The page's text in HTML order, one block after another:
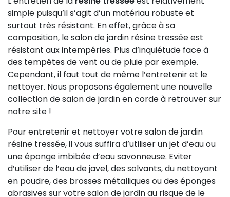
simple puisqu’il s’agit d’un matériau robuste et
surtout très résistant. En effet, grâce à sa
composition, le salon de jardin résine tressée est
résistant aux intempéries. Plus d’inquiétude face à
des tempêtes de vent ou de pluie par exemple.
Cependant, il faut tout de même l’entretenir et le
nettoyer. Nous proposons également une nouvelle
collection de salon de jardin en corde à retrouver sur
notre site !
Pour entretenir et nettoyer votre salon de jardin
résine tressée, il vous suffira d’utiliser un jet d’eau ou
une éponge imbibée d’eau savonneuse. Eviter
d’utiliser de l’eau de javel, des solvants, du nettoyant
en poudre, des brosses métalliques ou des éponges
abrasives sur votre salon de jardin au risque de le